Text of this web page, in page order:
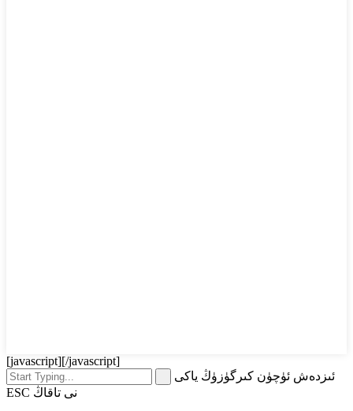
[javascript][/javascript]
ئىزدەش ئۈچۈن كىرگۈزۈڭ ياكى
ESC نى تاقاڭ